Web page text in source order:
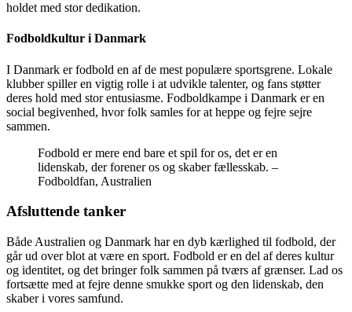
holdet med stor dedikation.
Fodboldkultur i Danmark
I Danmark er fodbold en af de mest populære sportsgrene. Lokale
klubber spiller en vigtig rolle i at udvikle talenter, og fans støtter
deres hold med stor entusiasme. Fodboldkampe i Danmark er en
social begivenhed, hvor folk samles for at heppe og fejre sejre
sammen.
Fodbold er mere end bare et spil for os, det er en
lidenskab, der forener os og skaber fællesskab. –
Fodboldfan, Australien
Afsluttende tanker
Både Australien og Danmark har en dyb kærlighed til fodbold, der
går ud over blot at være en sport. Fodbold er en del af deres kultur
og identitet, og det bringer folk sammen på tværs af grænser. Lad os
fortsætte med at fejre denne smukke sport og den lidenskab, den
skaber i vores samfund.